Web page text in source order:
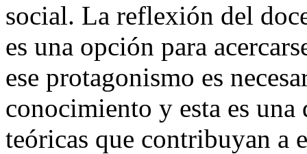
social. La reflexión del
es una opción para
ese protagonismo es
conocimiento y esta es una
teóricas que contribuyan a